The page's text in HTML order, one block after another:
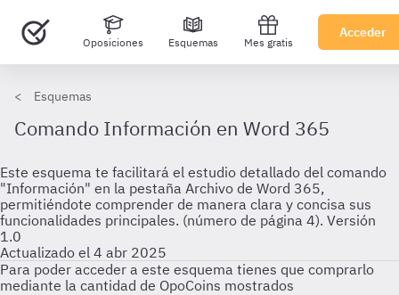
Oposiciones Esquemas Mes gratis
Acceder
Esquemas
Comando Información en Word 365
Este esquema te facilitará el estudio detallado del comando
"Información" en la pestaña Archivo de Word 365,
permitiéndote comprender de manera clara y concisa sus
funcionalidades principales. (número de página 4). Versión
1.0
Actualizado el 4 abr 2025
Para poder acceder a este esquema tienes que comprarlo
mediante la cantidad de OpoCoins mostrados